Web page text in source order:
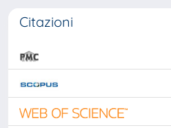
Citazioni